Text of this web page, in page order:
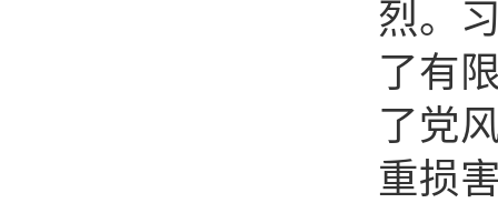
烈。
了有
了党
重损